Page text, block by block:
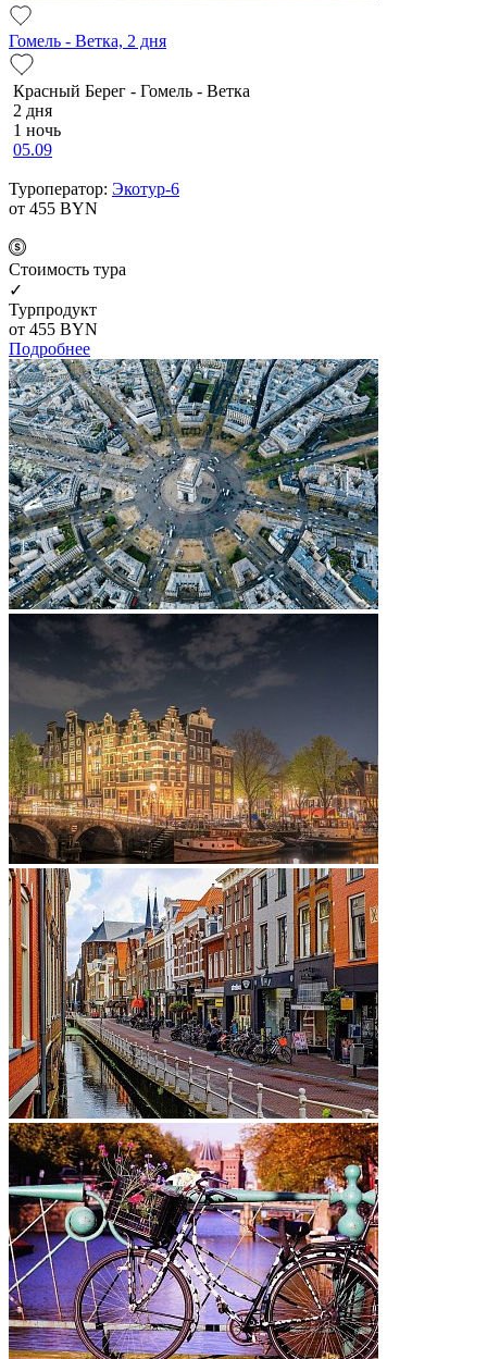
Гомель - Ветка, 2 дня
Красный Берег - Гомель - Ветка
2 дня
1 ночь
05.09
Туроператор: Экотур-6
от 455 BYN
Cтоимость тура
✓
Турпродукт
от 455 BYN
Подробнее